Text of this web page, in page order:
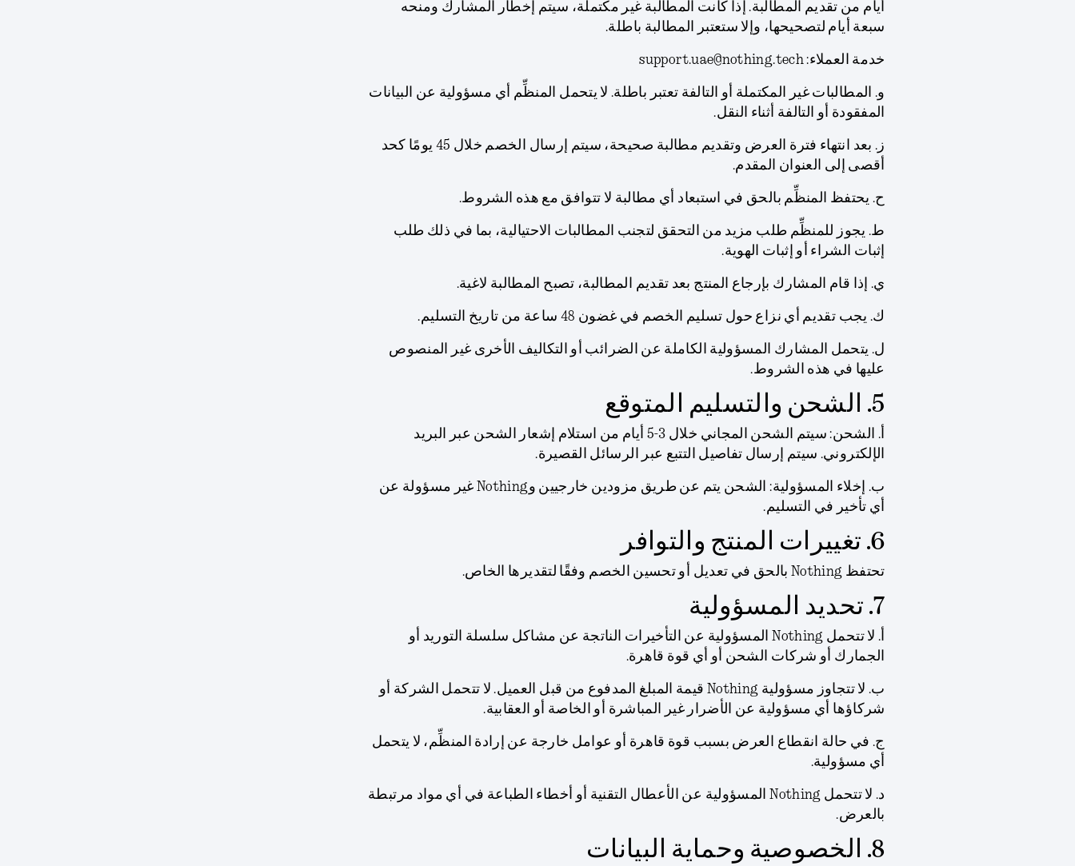
أيام من تقديم المطالبة. إذا كانت المطالبة غير مكتملة، سيتم إخطار المشارك ومنحه
سبعة أيام لتصحيحها، وإلا ستعتبر المطالبة باطلة.
خدمة العملاء: support.uae@nothing.tech
و. المطالبات غير المكتملة أو التالفة تعتبر باطلة. لا يتحمل المنظِّم أي مسؤولية عن البيانات
المفقودة أو التالفة أثناء النقل.
ز. بعد انتهاء فترة العرض وتقديم مطالبة صحيحة، سيتم إرسال الخصم خلال 45 يومًا كحد
أقصى إلى العنوان المقدم.
ح. يحتفظ المنظِّم بالحق في استبعاد أي مطالبة لا تتوافق مع هذه الشروط.
ط. يجوز للمنظِّم طلب مزيد من التحقق لتجنب المطالبات الاحتيالية، بما في ذلك طلب
إثبات الشراء أو إثبات الهوية.
ي. إذا قام المشارك بإرجاع المنتج بعد تقديم المطالبة، تصبح المطالبة لاغية.
ك. يجب تقديم أي نزاع حول تسليم الخصم في غضون 48 ساعة من تاريخ التسليم.
ل. يتحمل المشارك المسؤولية الكاملة عن الضرائب أو التكاليف الأخرى غير المنصوص
عليها في هذه الشروط.
5. الشحن والتسليم المتوقع
أ. الشحن:
سيتم الشحن المجاني خلال 3-5 أيام من استلام إشعار الشحن عبر البريد
الإلكتروني. سيتم إرسال تفاصيل التتبع عبر الرسائل القصيرة.
ب. إخلاء المسؤولية:
الشحن يتم عن طريق مزودين خارجيين وNothing غير مسؤولة عن
أي تأخير في التسليم.
6. تغييرات المنتج والتوافر
تحتفظ Nothing بالحق في تعديل أو تحسين الخصم وفقًا لتقديرها الخاص.
7. تحديد المسؤولية
أ. لا تتحمل Nothing المسؤولية عن التأخيرات الناتجة عن مشاكل سلسلة التوريد أو
الجمارك أو شركات الشحن أو أي قوة قاهرة.
ب. لا تتجاوز مسؤولية Nothing قيمة المبلغ المدفوع من قبل العميل. لا تتحمل الشركة أو
شركاؤها أي مسؤولية عن الأضرار غير المباشرة أو الخاصة أو العقابية.
ج. في حالة انقطاع العرض بسبب قوة قاهرة أو عوامل خارجة عن إرادة المنظِّم، لا يتحمل
أي مسؤولية.
د. لا تتحمل Nothing المسؤولية عن الأعطال التقنية أو أخطاء الطباعة في أي مواد مرتبطة
بالعرض.
8. الخصوصية وحماية البيانات